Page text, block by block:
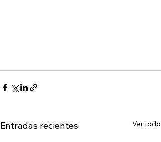
Entradas recientes Ver todo